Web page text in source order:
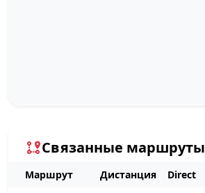
Связанные маршруты
Маршрут Дистанция Direct